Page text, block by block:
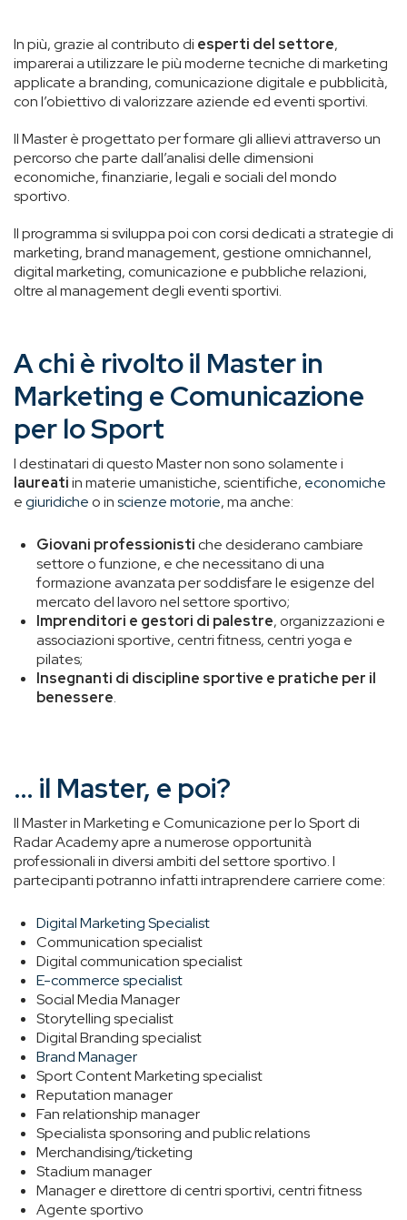
In più, grazie al contributo di esperti del settore,
imparerai a utilizzare le più moderne tecniche di marketing
applicate a branding, comunicazione digitale e pubblicità,
con l’obiettivo di valorizzare aziende ed eventi sportivi.
Il Master è progettato per formare gli allievi attraverso un
percorso che parte dall’analisi delle dimensioni
economiche, finanziarie, legali e sociali del mondo
sportivo.
Il programma si sviluppa poi con corsi dedicati a strategie di
marketing, brand management, gestione omnichannel,
digital marketing, comunicazione e pubbliche relazioni,
oltre al management degli eventi sportivi.
A chi è rivolto il Master in
Marketing e Comunicazione
per lo Sport
I destinatari di questo Master non sono solamente i
laureatiin materie umanistiche, scientifiche, economiche
egiuridicheo inscienze motorie, ma anche:
Giovani professionistiche desiderano cambiare
settore o funzione, e che necessitano di una
formazione avanzata per soddisfare le esigenze del
mercato del lavoro nel settore sportivo;
Imprenditori e gestori di palestre, organizzazioni e
associazioni sportive, centri fitness, centri yoga e
pilates;
Insegnanti di discipline sportive e pratiche per il
benessere.
… il Master, e poi?
Il Master in Marketing e Comunicazione per lo Sportdi
Radar Academyapre a numerose opportunità
professionali in diversi ambiti del settore sportivo. I
partecipanti potranno infatti intraprendere carriere come:
Digital Marketing Specialist
Communication specialist
Digital communication specialist
E-commerce specialist
Social Media Manager
Storytelling specialist
Digital Branding specialist
Brand Manager
Sport Content Marketing specialist
Reputation manager
Fan relationship manager
Specialista sponsoring and public relations
Merchandising/ticketing
Stadium manager
Manager e direttore di centri sportivi, centri fitness
Agente sportivo